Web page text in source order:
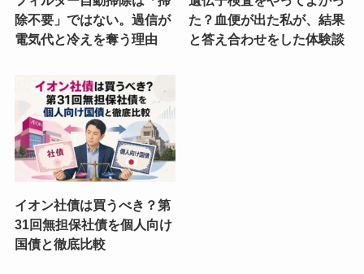
除不要」ではない。過信が
電気代と冷えを奪う理由
た？血便が出た私が、結果
と答え合わせをした体験談
イオン社債は買うべき？第
31回無担保社債を個人向け
国債と徹底比較